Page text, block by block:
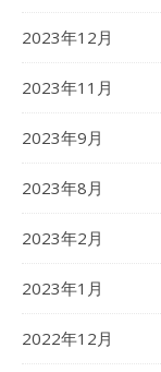
2023年12月
2023年11月
2023年9月
2023年8月
2023年2月
2023年1月
2022年12月